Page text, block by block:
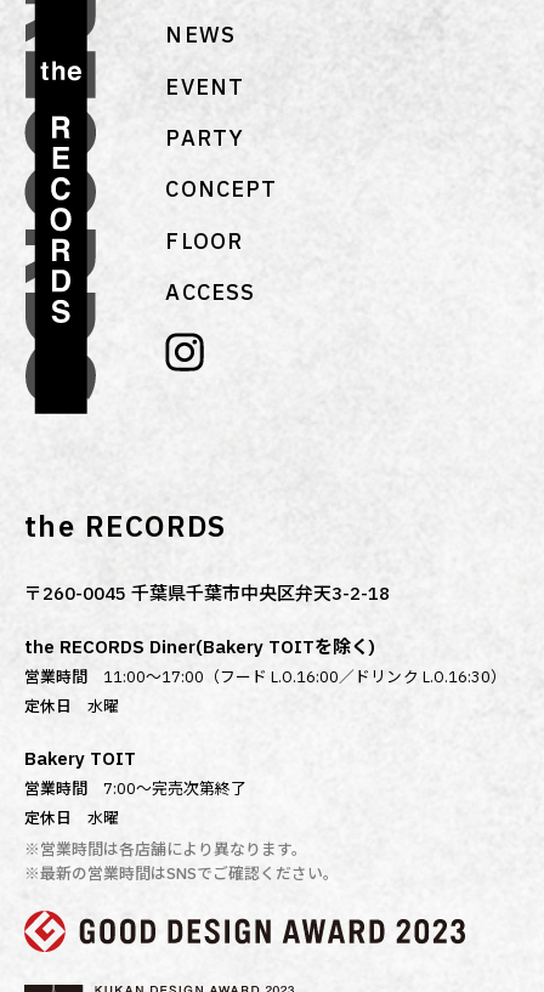
NEWS
EVENT
PARTY
CONCEPT
FLOOR
ACCESS
the RECORDS
〒260-0045 千葉県千葉市中央区弁天3-2-18
the RECORDS Diner(Bakery TOITを除く)
営業時間 11:00～17:00（フード L.O.16:00／ドリンク L.O.16:30）
定休日水曜
Bakery TOIT
営業時間7:00〜完売次第終了
定休日水曜
※営業時間は各店舗により異なります。
※最新の営業時間はSNSでご確認ください。